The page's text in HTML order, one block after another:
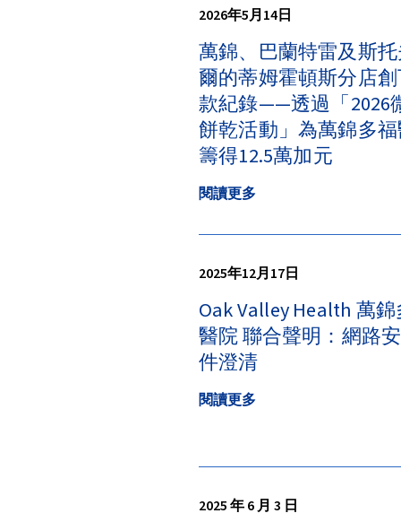
2026年5月14日
萬錦、巴蘭特雷及斯
爾的蒂姆霍頓斯分店
款紀錄——透過「2026
餅乾活動」為萬錦多
籌得12.5萬加元
閱讀更多
2025年12月17日
Oak Valley Health 萬
醫院 聯合聲明：網路
件澄清
閱讀更多
2025 年 6 月 3 日